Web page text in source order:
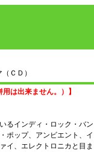
ＣＤ）
は出来ません。）】
るインディ・ロック・バン
ポップ、アンビエント、イ
イ、エレクトロニカと目ま